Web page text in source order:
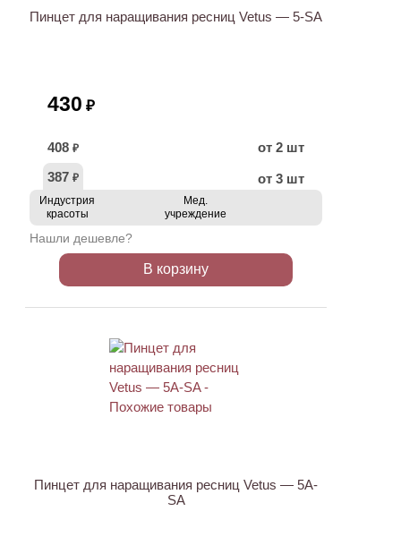
Пинцет для наращивания ресниц Vetus — 5-SA
430 ₽
408 ₽
от 2 шт
387 ₽ от 3 шт
Индустрия
красоты
Мед.
учреждение
Нашли дешевле?
В корзину
Пинцет для наращивания ресниц Vetus — 5A-
SA